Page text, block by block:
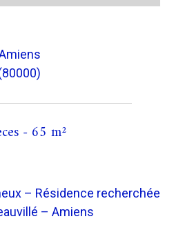
- 65 m²
– Résidence recherchée
– Amiens